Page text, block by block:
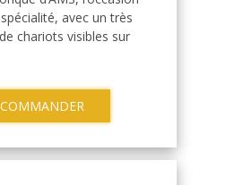
avec un très
chariots visibles sur
COMMANDER